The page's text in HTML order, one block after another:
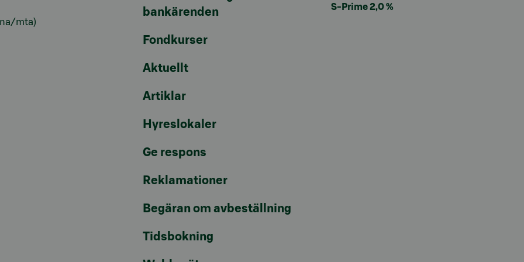
mta)
bankärenden
Fondkurser
Aktuellt
Artiklar
Hyreslokaler
Ge respons
Reklamationer
Begäran om avbeställning
Tidsbokning
S-Prime 2,0 %